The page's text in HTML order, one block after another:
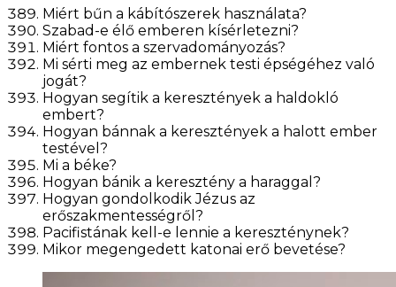
Miért bűn a kábítószerek használata?
Szabad-e élő emberen kísérletezni?
Miért fontos a szervadományozás?
Mi sérti meg az embernek testi épségéhez való
jogát?
Hogyan segítik a keresztények a haldokló
embert?
Hogyan bánnak a keresztények a halott ember
testével?
Mi a béke?
Hogyan bánik a keresztény a haraggal?
Hogyan gondolkodik Jézus az
erőszakmentességről?
Pacifistának kell-e lennie a kereszténynek?
Mikor megengedett katonai erő bevetése?